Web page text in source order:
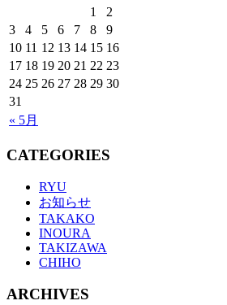
« 5月
1
2
3
4 5 6 7 8
9
10 11 12 13 14 15 16
17 18 19 20 21 22 23
24 25 26 27 28 29 30
31
CATEGORIES
RYU
お知らせ
TAKAKO
INOURA
TAKIZAWA
CHIHO
ARCHIVES